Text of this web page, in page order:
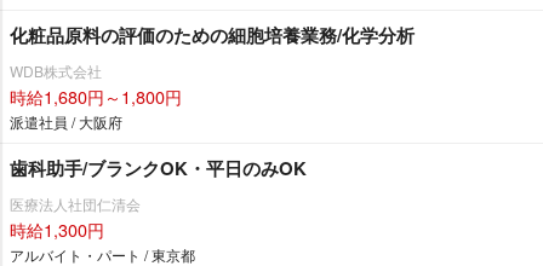
化粧品原料の評価のための細胞培養業務/化学分析
WDB株式会社
時給1,680円～1,800円
派遣社員 / 大阪府
歯科助手/ブランクOK・平日のみOK
医療法人社団仁清会
時給1,300円
アルバイト・パート / 東京都